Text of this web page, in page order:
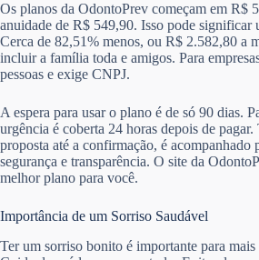
Os planos da OdontoPrev começam em R$
anuidade de R$ 549,90. Isso pode significar
Cerca de 82,51% menos, ou R$ 2.582,80 a
incluir a família toda e amigos. Para
pessoas e exige CNPJ.
A espera para usar o plano é de só 90 dias.
urgência é coberta 24 horas depois de pagar.
proposta até a confirmação, é acompanhado
segurança e transparência. O site da
melhor plano para você.
Importância de um Sorriso Saudável
Ter um sorriso bonito é importante para mais